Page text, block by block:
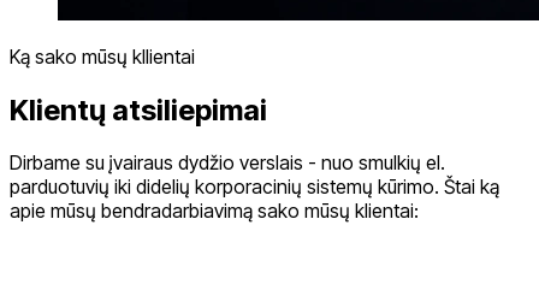
Ką sako mūsų kllientai
Klientų atsiliepimai
Dirbame su įvairaus dydžio verslais - nuo smulkių el.
parduotuvių iki didelių korporacinių sistemų kūrimo. Štai ką
apie mūsų bendradarbiavimą sako mūsų klientai: